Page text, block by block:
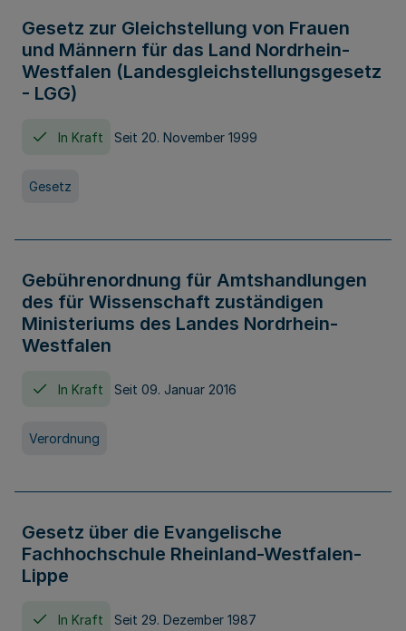
Gesetz zur Gleichstellung von Frauen
und Männern für das Land Nordrhein-
Westfalen (Landesgleichstellungsgesetz
- LGG)
In Kraft Seit 20. November 1999
Gesetz
Gebührenordnung für Amtshandlungen
des für Wissenschaft zuständigen
Ministeriums des Landes Nordrhein-
Westfalen
In Kraft Seit 09. Januar 2016
Verordnung
Gesetz über die Evangelische
Fachhochschule Rheinland-Westfalen-
Lippe
In Kraft Seit 29. Dezember 1987